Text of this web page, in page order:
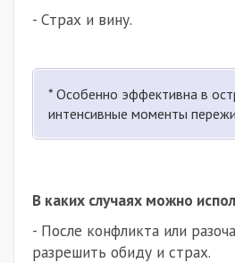
- Страх и вину.
* Особенно эффективна в
интенсивные моменты
В каких случаях можно
- После конфликта или
разрешить обиду и страх.